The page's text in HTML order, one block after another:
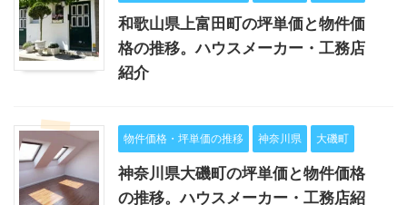
和歌山県上富田町の坪単価と物件価
格の推移。ハウスメーカー・工務店
紹介
物件価格・坪単価の推移 神奈川県 大磯町
神奈川県大磯町の坪単価と物件価格
の推移。ハウスメーカー・工務店紹